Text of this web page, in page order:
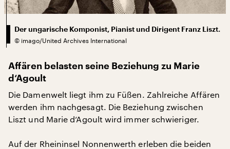
Der ungarische Komponist, Pianist und Dirigent Franz Liszt.
© imago/United Archives International
Affären belasten seine Beziehung zu Marie
d‘Agoult
Die Damenwelt liegt ihm zu Füßen. Zahlreiche Affären
werden ihm nachgesagt. Die Beziehung zwischen
Liszt und Marie d‘Agoult wird immer schwieriger.
Auf der Rheininsel Nonnenwerth erleben die beiden